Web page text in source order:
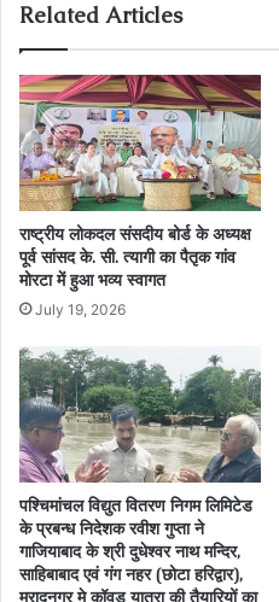
Related Articles
राष्ट्रीय लोकदल संसदीय बोर्ड के अध्यक्ष
पूर्व सांसद के. सी. त्यागी का पैतृक गांव
मोरटा में हुआ भव्य स्वागत
July 19, 2026
पश्चिमांचल विद्युत वितरण निगम लिमिटेड
के प्रबन्ध निदेशक रवीश गुप्ता ने
गाजियाबाद के श्री दुधेश्वर नाथ मन्दिर,
साहिबाबाद एवं गंग नहर (छोटा हरिद्वार),
मुरादनगर मे कॉवड यात्रा की तैयारियों का